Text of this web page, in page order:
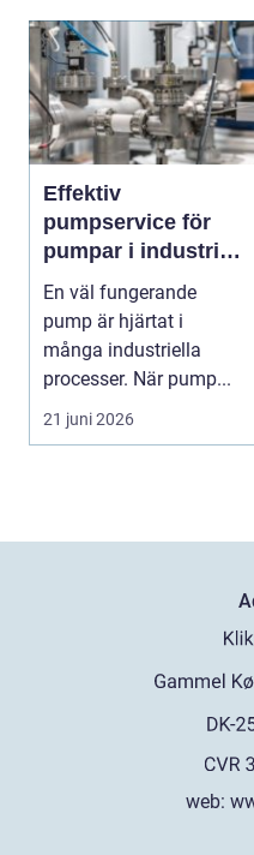
Effektiv
pumpservice för
pumpar i industrin
– så undviker du
dyra driftstopp
En väl fungerande
pump är hjärtat i
många industriella
processer. När pump...
21 juni 2026
web: